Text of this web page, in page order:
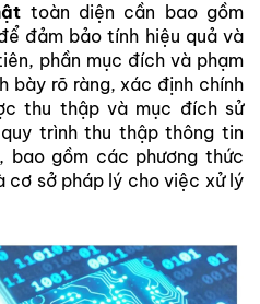
toàn diện cần bao gồm
đảm bảo tính hiệu quả và
phần mục đích và phạm
bày rõ ràng, xác định chính
thu thập và mục đích sử
trình thu thập thông tin
gồm các phương thức
cơ sở pháp lý cho việc xử lý